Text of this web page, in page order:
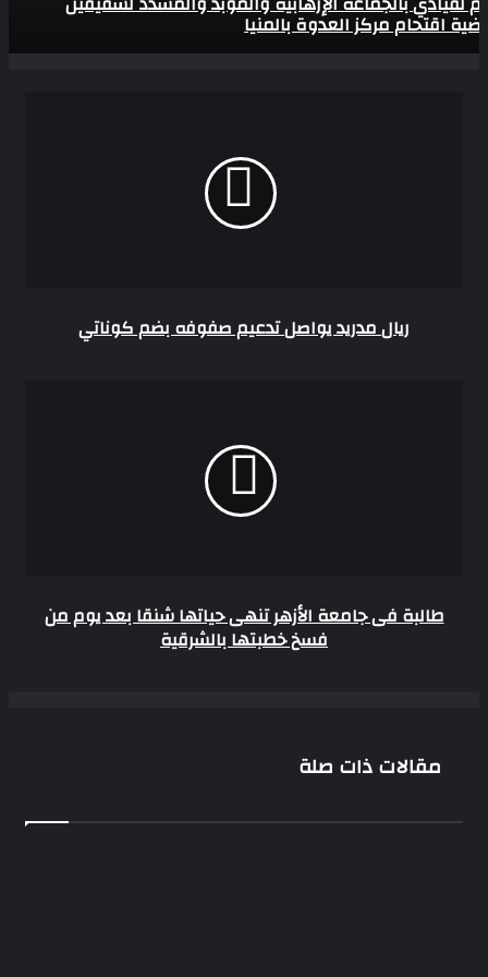
اقتحام مركز العدوة بالمنيا
ريال مدريد يواصل تدعيم صفوفه بضم كوناتي
خطبتها
طالبة فى جامعة الأزهر تنهى حياتها شنقا بعد يوم من
فسخ خطبتها بالشرقية
مقالات ذات صلة